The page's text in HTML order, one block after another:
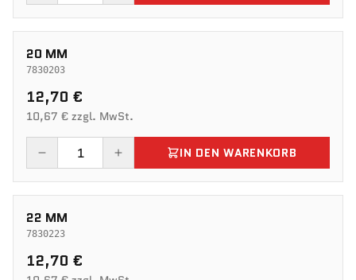
20 MM
7830203
12,70 €
10,67 € zzgl. MwSt.
IN DEN WARENKORB
22 MM
7830223
12,70 €